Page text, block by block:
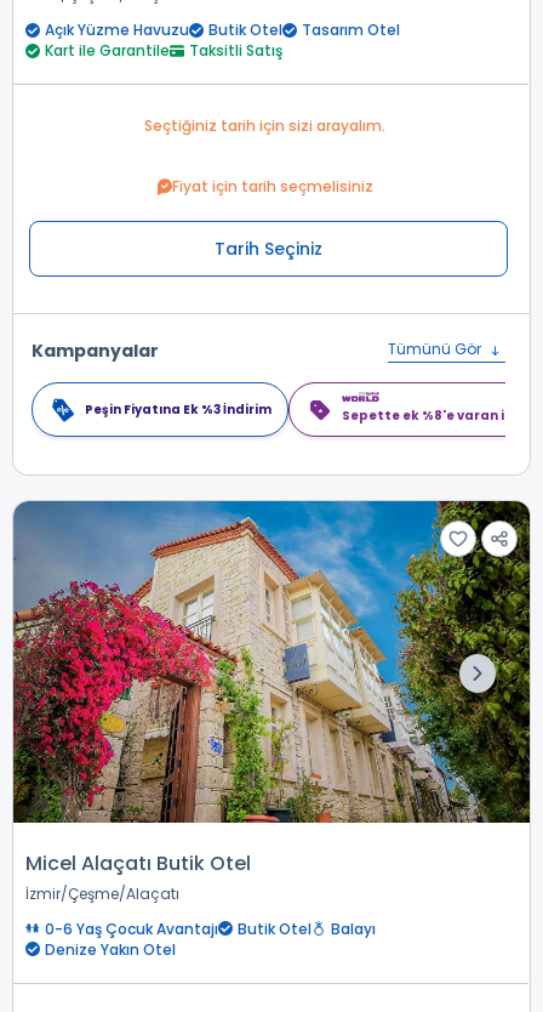
Açık Yüzme Havuzu
Butik Otel
Tasarım Otel
Kart ile Garantile
Taksitli Satış
Seçtiğiniz tarih için sizi arayalım.
Fiyat için tarih seçmelisiniz
Tarih Seçiniz
Kampanyalar Tümünü Gör
Peşin Fiyatına Ek %3 İndirim Sepette ek %8'e varan
Micel Alaçatı Butik Otel
İzmir Çeşme Alaçatı
0-6 Yaş Çocuk Avantajı
Butik Otel
Balayı
Denize Yakın Otel